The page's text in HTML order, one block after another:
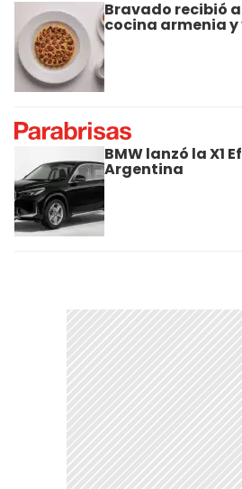
Bravado recibió
cocina armenia y
BMW lanzó la X1
Argentina